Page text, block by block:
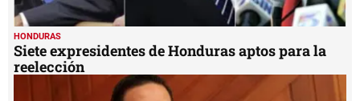
HONDURAS
Siete expresidentes de Honduras aptos para la
reelección